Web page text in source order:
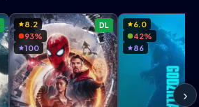
DL
8.2
93%
100
6.0
42%
86
›